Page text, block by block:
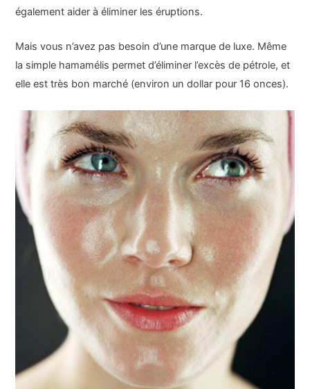
également aider à éliminer les éruptions.
Mais vous n’avez pas besoin d’une marque de luxe. Même
la simple hamamélis permet d’éliminer l’excès de pétrole, et
elle est très bon marché (environ un dollar pour 16 onces).